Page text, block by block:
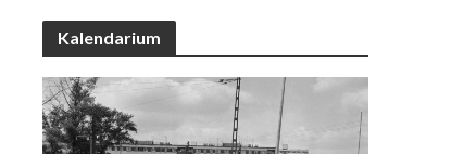
Kalendarium